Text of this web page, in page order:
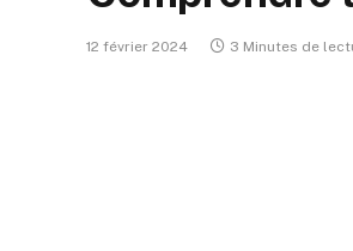
12 février 2024 3 Minutes de